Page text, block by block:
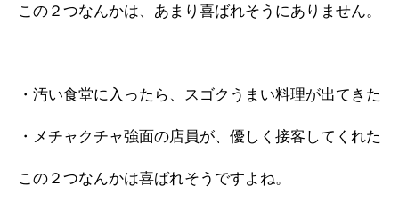
この２つなんかは、あまり喜ばれそうにありません。
・汚い食堂に入ったら、スゴクうまい料理が出てきた
・メチャクチャ強面の店員が、優しく接客してくれた
この２つなんかは喜ばれそうですよね。